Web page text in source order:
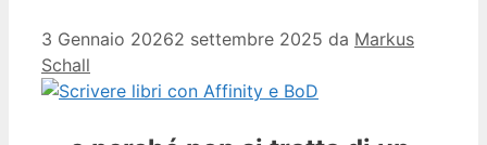
3 Gennaio 20262 settembre 2025 da Markus
Schall